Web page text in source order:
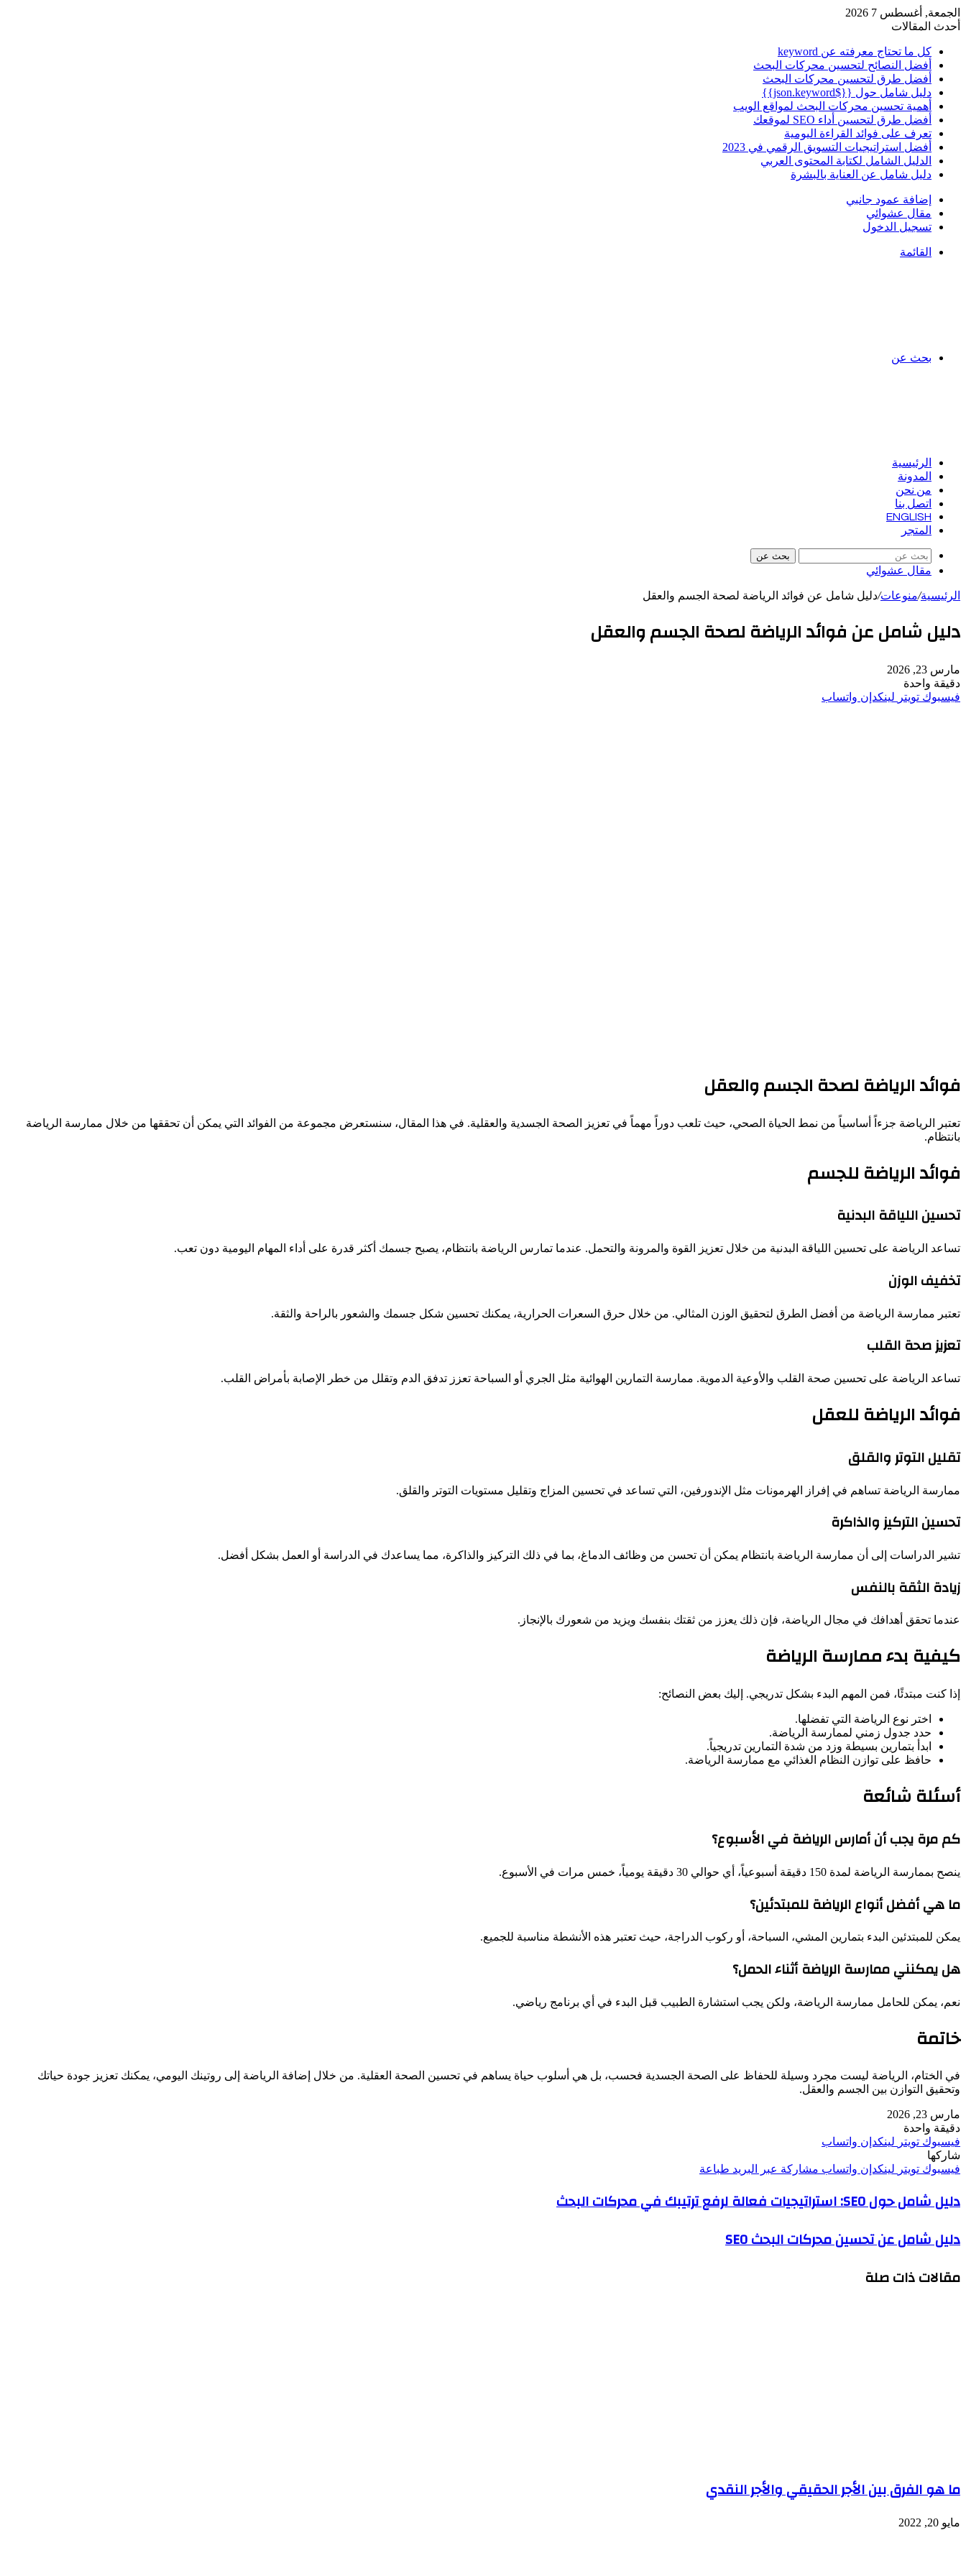
الجمعة, أغسطس 7 2026
أحدث المقالات
كل ما تحتاج معرفته عن keyword
أفضل النصائح لتحسين محركات البحث
أفضل طرق لتحسين محركات البحث
دليل شامل حول {{$json.keyword}}
أهمية تحسين محركات البحث لمواقع الويب
أفضل طرق لتحسين أداء SEO لموقعك
تعرف على فوائد القراءة اليومية
أفضل استراتيجيات التسويق الرقمي في 2023
الدليل الشامل لكتابة المحتوى العربي
دليل شامل عن العناية بالبشرة
إضافة عمود جانبي
مقال عشوائي
تسجيل الدخول
القائمة
بحث عن
الرئيسية
المدونة
من نحن
اتصل بنا
ENGLISH
المتجر
بحث عن
مقال عشوائي
الرئيسية/منوعات/دليل شامل عن فوائد الرياضة لصحة الجسم والعقل
دليل شامل عن فوائد الرياضة لصحة الجسم والعقل
مارس 23, 2026
دقيقة واحدة
فيسبوك تويتر لينكدإن واتساب
فوائد الرياضة لصحة الجسم والعقل
تعتبر الرياضة جزءاً أساسياً من نمط الحياة الصحي، حيث تلعب دوراً مهماً في تعزيز الصحة الجسدية والعقلية. في هذا المقال، سنستعرض مجموعة من الفوائد التي يمكن أن تحققها من خلال ممارسة الرياضة
بانتظام.
فوائد الرياضة للجسم
تحسين اللياقة البدنية
تساعد الرياضة على تحسين اللياقة البدنية من خلال تعزيز القوة والمرونة والتحمل. عندما تمارس الرياضة بانتظام، يصبح جسمك أكثر قدرة على أداء المهام اليومية دون تعب.
تخفيف الوزن
تعتبر ممارسة الرياضة من أفضل الطرق لتحقيق الوزن المثالي. من خلال حرق السعرات الحرارية، يمكنك تحسين شكل جسمك والشعور بالراحة والثقة.
تعزيز صحة القلب
تساعد الرياضة على تحسين صحة القلب والأوعية الدموية. ممارسة التمارين الهوائية مثل الجري أو السباحة تعزز تدفق الدم وتقلل من خطر الإصابة بأمراض القلب.
فوائد الرياضة للعقل
تقليل التوتر والقلق
ممارسة الرياضة تساهم في إفراز الهرمونات مثل الإندورفين، التي تساعد في تحسين المزاج وتقليل مستويات التوتر والقلق.
تحسين التركيز والذاكرة
تشير الدراسات إلى أن ممارسة الرياضة بانتظام يمكن أن تحسن من وظائف الدماغ، بما في ذلك التركيز والذاكرة، مما يساعدك في الدراسة أو العمل بشكل أفضل.
زيادة الثقة بالنفس
عندما تحقق أهدافك في مجال الرياضة، فإن ذلك يعزز من ثقتك بنفسك ويزيد من شعورك بالإنجاز.
كيفية بدء ممارسة الرياضة
إذا كنت مبتدئًا، فمن المهم البدء بشكل تدريجي. إليك بعض النصائح:
اختر نوع الرياضة التي تفضلها.
حدد جدول زمني لممارسة الرياضة.
ابدأ بتمارين بسيطة وزد من شدة التمارين تدريجياً.
حافظ على توازن النظام الغذائي مع ممارسة الرياضة.
أسئلة شائعة
كم مرة يجب أن أمارس الرياضة في الأسبوع؟
ينصح بممارسة الرياضة لمدة 150 دقيقة أسبوعياً، أي حوالي 30 دقيقة يومياً، خمس مرات في الأسبوع.
ما هي أفضل أنواع الرياضة للمبتدئين؟
يمكن للمبتدئين البدء بتمارين المشي، السباحة، أو ركوب الدراجة، حيث تعتبر هذه الأنشطة مناسبة للجميع.
هل يمكنني ممارسة الرياضة أثناء الحمل؟
نعم، يمكن للحامل ممارسة الرياضة، ولكن يجب استشارة الطبيب قبل البدء في أي برنامج رياضي.
خاتمة
في الختام، الرياضة ليست مجرد وسيلة للحفاظ على الصحة الجسدية فحسب، بل هي أسلوب حياة يساهم في تحسين الصحة العقلية. من خلال إضافة الرياضة إلى روتينك اليومي، يمكنك تعزيز جودة حياتك
وتحقيق التوازن بين الجسم والعقل.
مارس 23, 2026
دقيقة واحدة
فيسبوك تويتر لينكدإن واتساب
شاركها
فيسبوك تويتر لينكدإن واتساب مشاركة عبر البريد طباعة
دليل شامل حول SEO: استراتيجيات فعالة لرفع ترتيبك في محركات البحث
دليل شامل عن تحسين محركات البحث SEO
مقالات ذات صلة
ما هو الفرق بين الأجر الحقيقي والأجر النقدي
مايو 20, 2022